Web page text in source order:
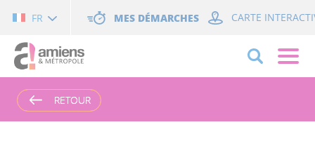
FR MES DÉMARCHES CARTE
RETOUR
RETOUR